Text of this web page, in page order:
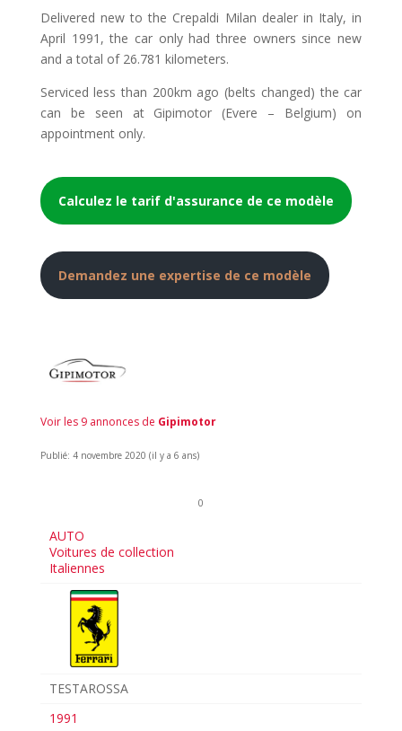
Delivered new to the Crepaldi Milan dealer in Italy, in
April 1991, the car only had three owners since new
and a total of 26.781 kilometers.
Serviced less than 200km ago (belts changed) the car
can be seen at Gipimotor (Evere – Belgium) on
appointment only.
Calculez le tarif d'assurance de ce modèle
Demandez une expertise de ce modèle
Voir les 9 annonces de Gipimotor
Publié: 4 novembre 2020 (il y a 6 ans)
0
AUTO
Voitures de collection
Italiennes
TESTAROSSA
1991